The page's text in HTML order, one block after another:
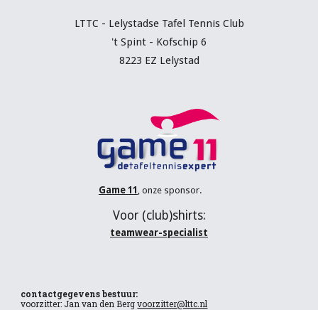
LTTC - Lelystadse Tafel Tennis Club
't Spint - Kofschip 6
8223 EZ Lelystad
Game 11 , onze sponsor.
Voor (club)shirts:
teamwear-specialist
contactgegevens bestuur:
voorzitter: Jan van den Bergvoorzitter@lttc.nl